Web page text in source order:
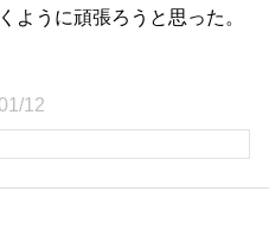
ように頑張ろうと思った。
12